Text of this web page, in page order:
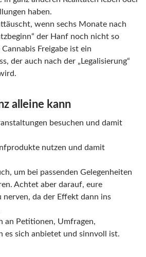
haben.
wenn sechs Monate nach
der Hanf noch nicht so
Freigabe ist ein
der auch nach der „Legalisierung“
alleine kann
besuchen und damit
nutzen und damit
um bei passenden Gelegenheiten
Achtet aber darauf, eure
nerven, da der Effekt dann ins
an Petitionen, Umfragen,
es sich anbietet und sinnvoll ist.